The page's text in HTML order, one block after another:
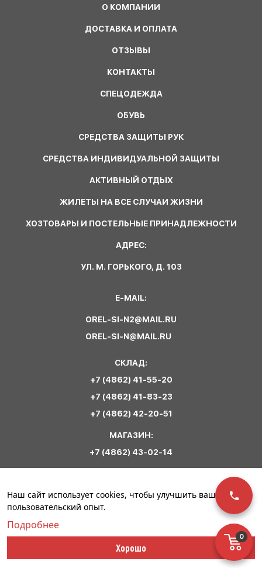
0
О КОМПАНИИ
ДОСТАВКА И ОПЛАТА
ОТЗЫВЫ
КОНТАКТЫ
СПЕЦОДЕЖДА
ОБУВЬ
СРЕДСТВА ЗАЩИТЫ РУК
СРЕДСТВА ИНДИВИДУАЛЬНОЙ ЗАЩИТЫ
АКТИВНЫЙ ОТДЫХ
ЖИЛЕТЫ НА ВСЕ СЛУЧАИ ЖИЗНИ
ХОЗТОВАРЫ И ПОСТЕЛЬНЫЕ ПРИНАДЛЕЖНОСТИ
АДРЕС:
УЛ. М. ГОРЬКОГО, Д. 103
E-MAIL:
OREL-SI-N2@MAIL.RU
OREL-SI-N@MAIL.RU
СКЛАД:
+7 (4862) 41-55-20
+7 (4862) 41-83-23
+7 (4862) 42-20-51
МАГАЗИН:
+7 (4862) 43-02-14
Обратная связь
Спецодежда». 2023
Политика
конфиденциальности
Разработка сайта –
Инфо-Сити
Наш сайт использует cookies, чтобы улучшить ваш
пользовательский опыт.
Подробнее
Хорошо